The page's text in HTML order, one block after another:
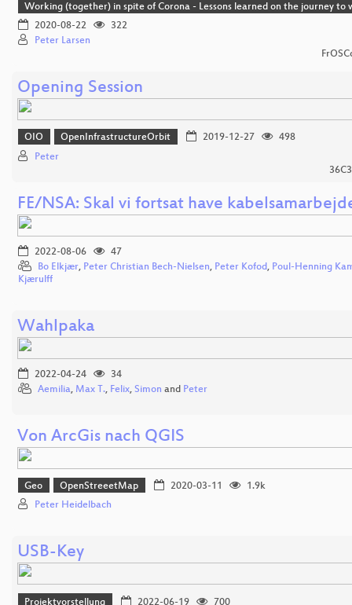
Working (together) in spite of Corona - Lessons learned on the journey to
2020-08-22
322
Peter Larsen
Opening Session
OIO OpenInfrastructureOrbit 2019-12-27
498
Peter
FE/NSA: Skal vi fortsat have
2022-08-06
47
Bo Elkjær, Peter Christian Bech-Nielsen, Peter Kofod, Poul-Henning
Kjærulff
Wahlpaka
2022-04-24
34
Aemilia, Max T., Felix, Simon and Peter
Von ArcGis nach QGIS
Geo OpenStreeetMap 2020-03-11
1.9k
Peter Heidelbach
USB-Key
Projektvorstellung 2022-06-19 700